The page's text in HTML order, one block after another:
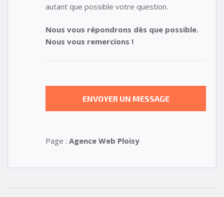
autant que possible votre question.
Nous vous répondrons dès que possible.
Nous vous remercions !
Page : Agence Web Ploisy